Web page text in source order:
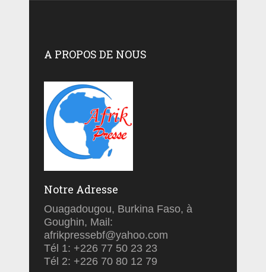
A PROPOS DE NOUS
Notre Adresse
Ouagadougou, Burkina Faso, à
Goughin, Mail:
afrikpressebf@yahoo.com
Tél 1: +226 77 50 23 23
Tél 2: +226 70 80 12 79